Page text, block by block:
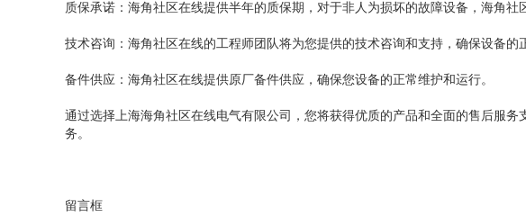
质保承诺：海角社区在线提供半年的质保期，对于非人为损坏的故障设备，海角
技术咨询：海角社区在线的工程师团队将为您提供的技术咨询和支持，确保设备的正
备件供应：海角社区在线提供原厂备件供应，确保您设备的正常维护和运行。
通过选择上海海角社区在线电气有限公司，您将获得优质的产品和全面的售后服务支持
务。
留言框